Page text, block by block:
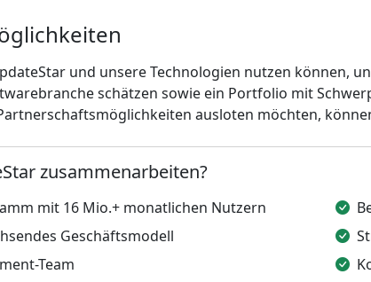
und unsere Technologien nutzen können,
schätzen sowie ein Portfolio mit
ausloten möchten,
zusammenarbeiten?
mit 16 Mio.+ monatlichen Nutzern
Geschäftsmodell
Team